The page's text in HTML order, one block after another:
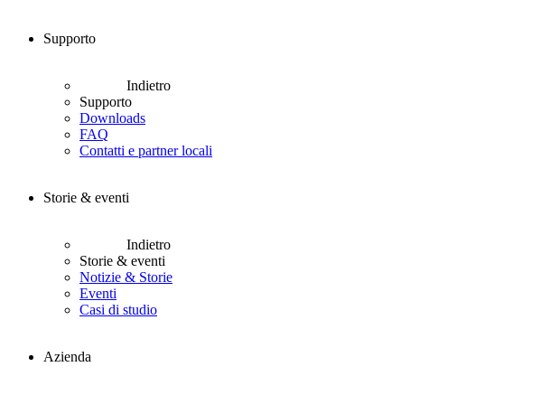
Supporto
Indietro
Supporto
Downloads
FAQ
Contatti e partner locali
Storie & eventi
Indietro
Storie & eventi
Notizie & Storie
Eventi
Casi di studio
Azienda